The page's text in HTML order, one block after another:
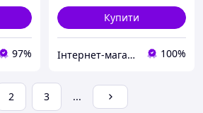
97%
Купити
Інтернет-магазин інструментів "R-Tools" 100%
2 3 ...